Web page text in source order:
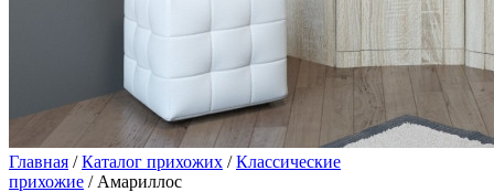
Главная /Каталог прихожих /Классические
прихожие / Амариллос